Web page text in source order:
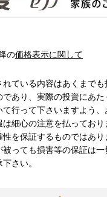
の価格表示に関して
れている内容はあくまで
であり、実際の投資にあ
て行って下さいますよう
細心の注意を払ってお
を保証するものではあり
被っても損害等の保証は
さい。